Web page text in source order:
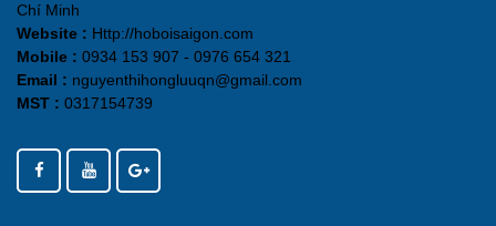
Chí Minh
Website : Http://hoboisaigon.com
Mobile : 0934 153 907 - 0976 654 321
Email : nguyenthihongluuqn@gmail.com
MST : 0317154739